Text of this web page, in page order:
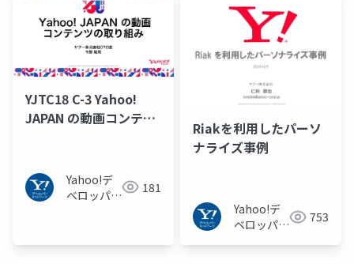
YJTC18 C-3 Yahoo!
JAPAN の動画コンテン
Yahoo!デ
ベロッパー
181
Riakを利用したパーソ
ナライズ事例
Yahoo!デ
ベロッパー
753